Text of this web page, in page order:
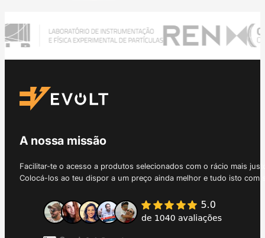
A nossa missão
Facilitar-te o acesso a produtos selecionados com o rácio mais
Colocá-los ao teu dispor a um preço ainda melhor e tudo isto